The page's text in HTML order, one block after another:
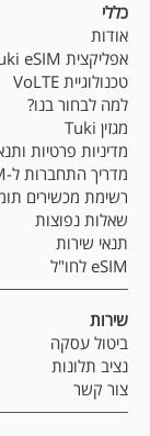
כללי
אודות
אפליקצית Tuki eSIM
טכנולוגיית VoLTE
למה לבחור בנו?
מגזין Tuki
מדיניות פרטיות
מדריך התחברות ל-eSIM
רשימת מכשירים
שאלות נפוצות
תנאי שירות
eSIM לחו"ל
שירות
ביטול עסקה
נציב תלונות
צור קשר